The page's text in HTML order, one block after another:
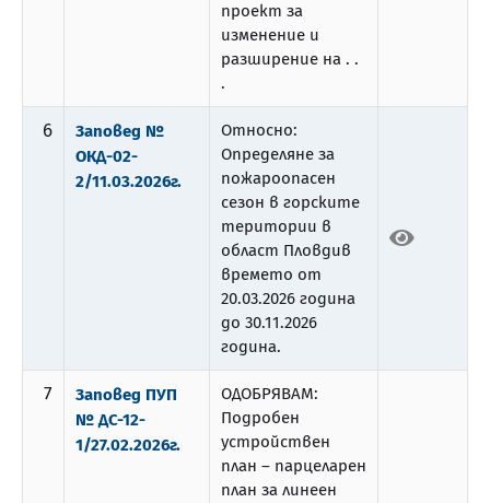
проект за
изменение и
разширение на . .
.
6
Заповед №
ОКД-02-
2/11.03.2026г.
Относно:
Определяне за
пожароопасен
сезон в горските
територии в
област Пловдив
времето от
20.03.2026 година
до 30.11.2026
година.
7
Заповед ПУП
№ ДС-12-
1/27.02.2026г.
ОДОБРЯВАМ:
Подробен
устройствен
план – парцеларен
план за линеен